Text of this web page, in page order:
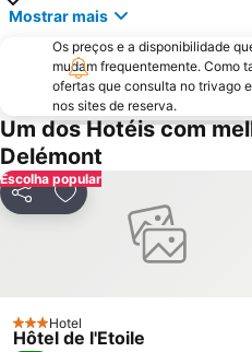
Innere Stadt
Suissenautic
Baseler Weihnachtsmarkt
St Alban
Länggasse
Monbijou
Mostrar mais
Os preços e a disponibilidade
mudam frequentemente. Como
ofertas que consulta no trivago
nos sites de reserva.
Um dos Hotéis com
Delémont
Escolha popular
PartilharAdicionar aos favoritos
3 Estrelas
Hotel
Hôtel de l'Etoile